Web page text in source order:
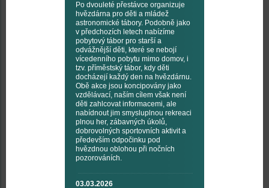
Po dvouleté přestávce organizuje
hvězdárna pro děti a mládež
astronomické tábory. Podobně jako
v předchozích letech nabízíme
pobytový tábor pro starší a
odvážnější děti, které se nebojí
vícedenního pobytu mimo domov, i
tzv. příměstský tábor, kdy děti
docházejí každý den na hvězdárnu.
Obě akce jsou koncipovány jako
vzdělávací, naším cílem však není
děti zahlcovat informacemi, ale
nabídnout jim smysluplnou rekreaci
plnou her, zábavných úkolů,
dobrovolných sportovních aktivit a
především odpočinku pod
hvězdnou oblohou při nočních
pozorováních.
03.03.2026